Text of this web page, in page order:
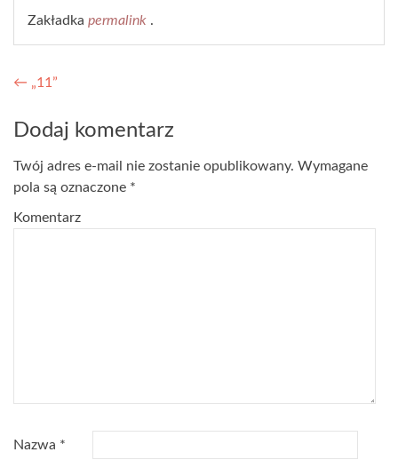
Zakładka permalink .
Nawigacja wpisu
← „11”
Dodaj komentarz
Twój adres e-mail nie zostanie opublikowany. Wymagane
pola są oznaczone *
Komentarz
Nazwa *